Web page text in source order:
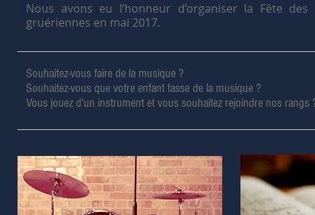
Nous avons eu l’honneur d’organiser la Fête des
gruériennes en mai 2017.
Souhaitez-vous faire de la musique ?
Souhaitez-vous que votre enfant fasse de la musique ?
Vous jouez d'un instrument et vous souhaitez rejoindre nos rangs